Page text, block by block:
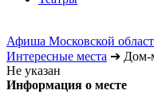
Афиша Московской
Интересные места ➔ Дом-
Не указан
Информация о месте